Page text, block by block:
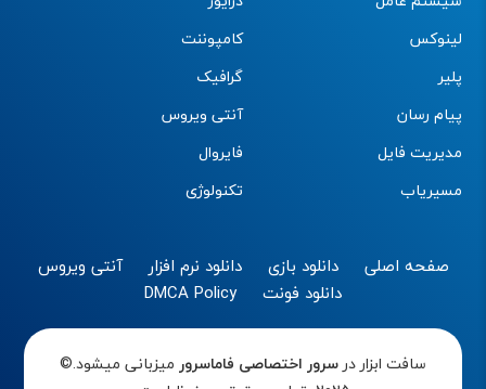
لینوکس
پلیر
پیام رسان
مدیریت فایل
مسیریاب
کامپوننت
گرافیک
آنتی ویروس
فایروال
تکنولوژی
صفحه اصلی دانلود بازی دانلود نرم افزار
آنتی ویروس
دانلود فونت
DMCA Policy
سافت ابزار در سرور اختصاصی فاماسرور میزبانی میشود.©